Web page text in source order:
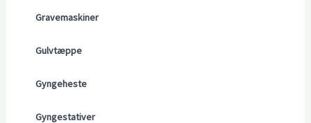
Gravemaskiner
Gulvtæppe
Gyngeheste
Gyngestativer